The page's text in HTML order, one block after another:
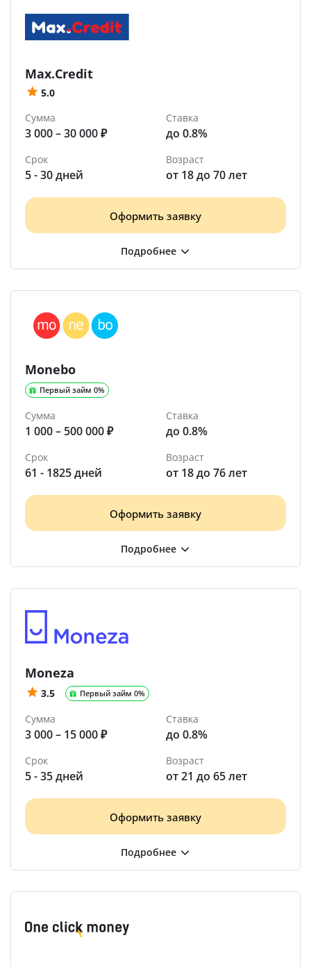
Max.Credit
5.0
Сумма
3 000 – 30 000 ₽
Ставка
до 0.8%
Срок
5 - 30 дней
Возраст
от 18 до 70 лет
Оформить заявку
Monebo
Первый займ 0%
Сумма
1 000 – 500 000 ₽
Ставка
до 0.8%
Срок
61 - 1825 дней
Возраст
от 18 до 76 лет
Оформить заявку
Moneza
3.5 Первый займ 0%
Сумма
3 000 – 15 000 ₽
Ставка
до 0.8%
Срок
5 - 35 дней
Возраст
от 21 до 65 лет
Оформить заявку